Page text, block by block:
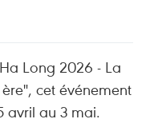
Long 2026 - La
cet événement
avril au 3 mai.